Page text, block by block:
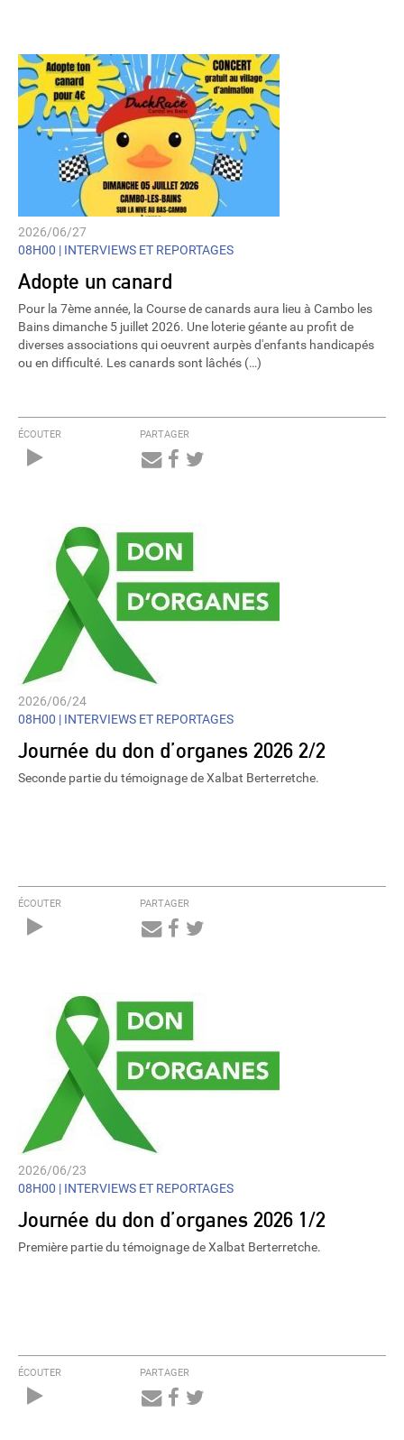
2026/06/27
08H00 | INTERVIEWS ET REPORTAGES
Adopte un canard
Pour la 7ème année, la Course de canards aura lieu à Cambo les
Bains dimanche 5 juillet 2026. Une loterie géante au profit de
diverses associations qui oeuvrent aurpès d'enfants handicapés
ou en difficulté. Les canards sont lâchés (…)
ÉCOUTER PARTAGER
2026/06/24
08H00 | INTERVIEWS ET REPORTAGES
Journée du don d’organes 2026 2/2
Seconde partie du témoignage de Xalbat Berterretche.
ÉCOUTER PARTAGER
2026/06/23
08H00 | INTERVIEWS ET REPORTAGES
Journée du don d’organes 2026 1/2
Première partie du témoignage de Xalbat Berterretche.
ÉCOUTER PARTAGER